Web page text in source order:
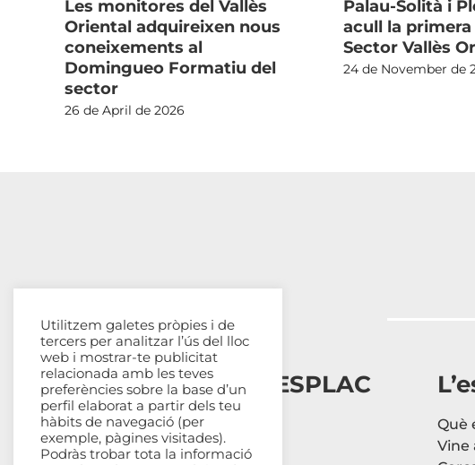
Les monitores del Vallès
Oriental adquireixen nous
coneixements al
Domingueo Formatiu del
sector
26 de April de 2026
Palau-Solità i
acull la primera
Sector Vallès
24 de November de
Esplais Catalans, ESPLAC
Qui som
Com ens organitzem
Què
Vine
Utilitzem galetes pròpies i de
tercers per analitzar l’ús del lloc
web i mostrar-te publicitat
relacionada amb les teves
preferències sobre la base d’un
perfil elaborat a partir dels teu
hàbits de navegació (per
exemple, pàgines visitades).
Podràs trobar tota la informació